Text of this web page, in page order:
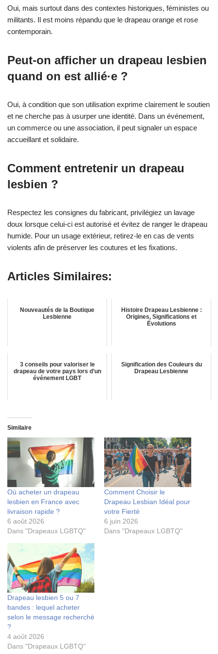
Oui, mais surtout dans des contextes historiques, féministes ou
militants. Il est moins répandu que le drapeau orange et rose
contemporain.
Peut-on afficher un drapeau lesbien
quand on est allié·e ?
Oui, à condition que son utilisation exprime clairement le soutien
et ne cherche pas à usurper une identité. Dans un événement,
un commerce ou une association, il peut signaler un espace
accueillant et solidaire.
Comment entretenir un drapeau
lesbien ?
Respectez les consignes du fabricant, privilégiez un lavage
doux lorsque celui-ci est autorisé et évitez de ranger le drapeau
humide. Pour un usage extérieur, retirez-le en cas de vents
violents afin de préserver les coutures et les fixations.
Articles Similaires:
Nouveautés de la Boutique
Lesbienne
Histoire Drapeau Lesbienne :
Origines, Significations et
Évolutions
3 conseils pour valoriser le
drapeau de votre pays lors d’un
événement LGBT
Signification des Couleurs du
Drapeau Lesbienne
Similaire
Où acheter un drapeau
lesbien en France avec
livraison rapide ?
6 août 2026
Dans "Drapeaux LGBTQ"
Comment Choisir le
Drapeau Lesbian Idéal pour
votre Fierté
6 juin 2026
Dans "Drapeaux LGBTQ"
Drapeau lesbien 5 ou 7
bandes : lequel acheter
selon le message recherché
?
4 août 2026
Dans "Drapeaux LGBTQ"